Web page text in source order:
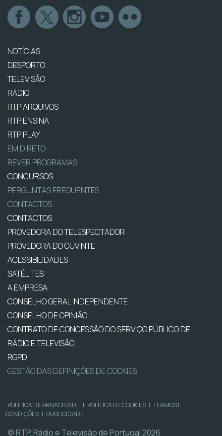
NOTÍCIAS
DESPORTO
TELEVISÃO
RÁDIO
RTP ARQUIVOS
RTP ENSINA
RTP PLAY
EM DIRETO
REVER PROGRAMAS
CONCURSOS
PERGUNTAS FREQUENTES
CONTACTOS
CONTACTOS
PROVEDORA DO TELESPECTADOR
PROVEDORA DO OUVINTE
ACESSIBILIDADES
SATÉLITES
A EMPRESA
CONSELHO GERAL INDEPENDENTE
CONSELHO DE OPINIÃO
CONTRATO DE CONCESSÃO DO SERVIÇO PÚBLICO DE
RÁDIO E TELEVISÃO
RGPD
GESTÃO DAS DEFINIÇÕES DE COOKIES
POLÍTICA DE PRIVACIDADE | POLÍTICA DE COOKIES | TERMOS E
CONDIÇÕES | PUBLICIDADE
© RTP, Rádio e Televisão de Portugal 2026